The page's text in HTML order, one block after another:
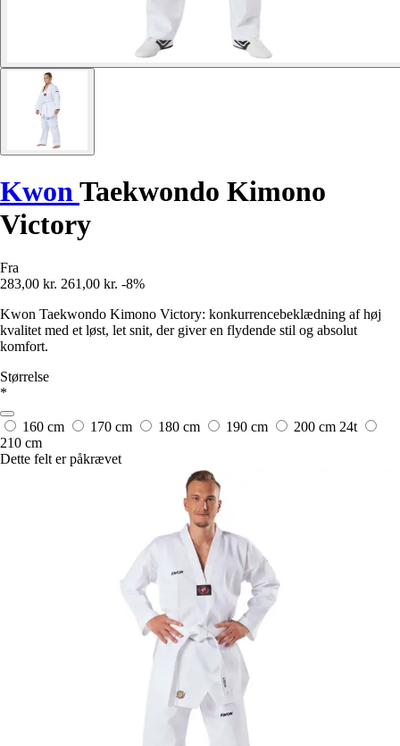
Kwon Taekwondo Kimono
Victory
Fra
283,00 kr. 261,00 kr. -8%
Kwon Taekwondo Kimono Victory: konkurrencebeklædning af høj
kvalitet med et løst, let snit, der giver en flydende stil og absolut
komfort.
Størrelse
*
160 cm 170 cm 180 cm 190 cm 200 cm 24t
210 cm
Dette felt er påkrævet